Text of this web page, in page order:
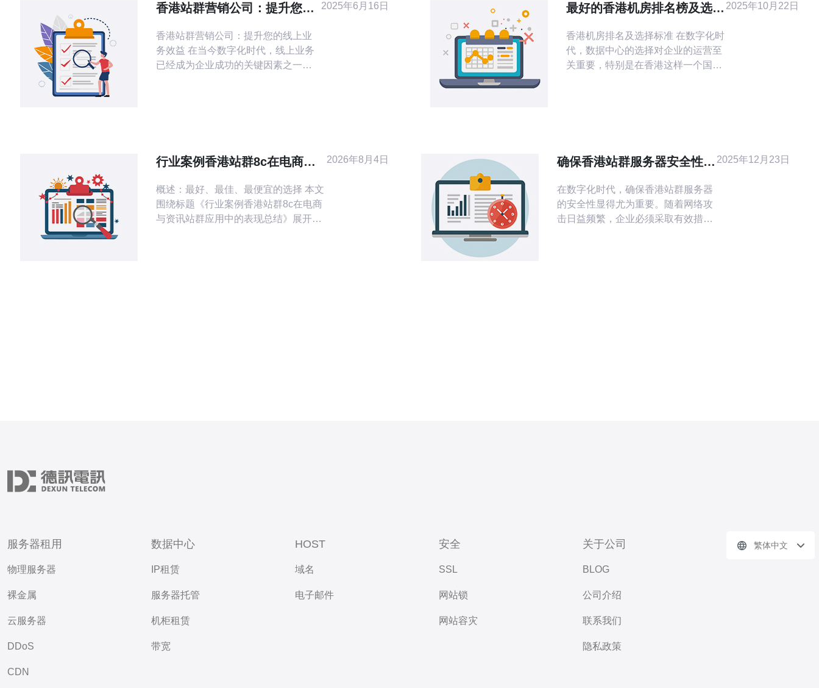
香港站群营销公司：提升您的
香港站群营销公司：提升您的线上业
务效益 在当今数字化时代，线上业务
已经成为企业成功的关键因素之一。
公司拥有丰富经验和专业团队，可以
帮助您建立高质量的站群，提升线上
2025年6月16日
最好的香港机房排名榜及选择
香港机房排名及选择标准 在数字化时
代，数据中心的选择对企业的运营至
关重要，特别是在香港这样一个国际
的香港机房及其特点。
2025年10月22日
行业案例香港站群8c在电商与
概述：最好、最佳、最便宜的选择 本文
围绕标题《行业案例香港站群8c在电商
与资讯站群应用中的表现总结》展开评
2026年8月4日
确保香港站群服务器安全性的
在数字化时代，确保香港站群服务器
的安全性显得尤为重要。随着网络攻
击日益频繁，企业必须采取有效措施
2025年12月23日
服务器租用
物理服务器
裸金属
云服务器
DDoS
CDN
数据中心
IP租赁
服务器托管
机柜租赁
带宽
HOST
域名
电子邮件
安全
SSL
网站锁
网站容灾
关于公司
BLOG
公司介绍
联系我们
隐私政策
繁体中文